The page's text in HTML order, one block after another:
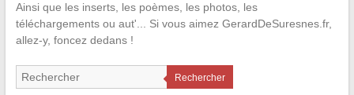
Ainsi que les inserts, les poèmes, les photos, les
téléchargements ou aut'... Si vous aimez GerardDeSuresnes.fr,
allez-y, foncez dedans !
Rechercher